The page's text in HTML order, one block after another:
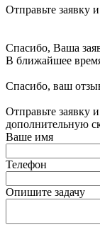
Отправьте заявку
Спасибо, Ваша
В ближайшее
Спасибо, ваш
Отправьте заявку
дополнительную
Ваше имя
Телефон
Опишите задачу